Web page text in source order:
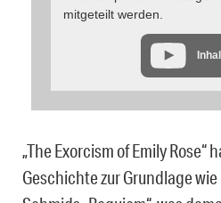
mitgeteilt werden.
„The Exorcism of Emily Rose“
Geschichte zur Grundlage